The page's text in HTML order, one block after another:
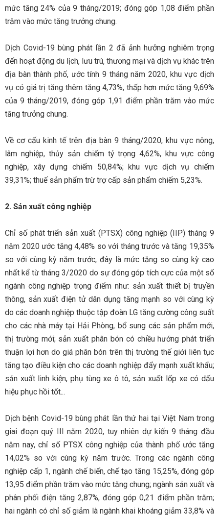
mức tăng 24% của 9 tháng/2019; đóng góp 1,08 điểm phần
trăm vào mức tăng trưởng chung.
Dịch Covid-19 bùng phát lần 2 đã ảnh hưởng nghiêm trọng
đến hoạt động du lịch, lưu trú, thương mại và dịch vụ khác trên
địa bàn thành phố, ước tính 9 tháng năm 2020, khu vực dịch
vụ có giá trị tăng thêm tăng 4,73%, thấp hơn mức tăng 9,69%
của 9 tháng/2019, đóng góp 1,91 điểm phần trăm vào mức
tăng trưởng chung.
Về cơ cấu kinh tế trên địa bàn 9 tháng/2020, khu vực nông,
lâm nghiệp, thủy sản chiếm tỷ trọng 4,62%, khu vực công
nghiệp, xây dựng chiếm 50,84%; khu vực dịch vụ chiếm
39,31%; thuế sản phẩm trừ trợ cấp sản phẩm chiếm 5,23%.
2. Sản xuất công nghiệp
Chỉ số phát triển sản xuất (PTSX) công nghiệp (IIP) tháng 9
năm 2020 ước tăng 4,48% so với tháng trước và tăng 19,35%
so với cùng kỳ năm trước, đây là mức tăng so cùng kỳ cao
nhất kể từ tháng 3/2020 do sự đóng góp tích cực của một số
ngành công nghiệp trọng điểm như: sản xuất thiết bị truyền
thông, sản xuất điện tử dân dụng tăng mạnh so với cùng kỳ
do các doanh nghiệp thuộc tập đoàn LG tăng cường công suất
cho các nhà máy tại Hải Phòng, bổ sung các sản phẩm mới,
thị trường mới; sản xuất phân bón có chiều hướng phát triển
thuận lợi hơn do giá phân bón trên thị trường thế giới liên tục
tăng tạo điều kiện cho các doanh nghiệp đẩy mạnh xuất khẩu;
sản xuất linh kiện, phụ tùng xe ô tô, sản xuất lốp xe có dấu
hiệu phục hồi tốt...
Dịch bệnh Covid-19 bùng phát lần thứ hai tại Việt Nam trong
giai đoạn quý III năm 2020, tuy nhiên dự kiến 9 tháng đầu
năm nay, chỉ số PTSX công nghiệp của thành phố ước tăng
14,02% so với cùng kỳ năm trước. Trong các ngành công
nghiệp cấp 1, ngành chế biến, chế tạo tăng 15,25%, đóng góp
13,95 điểm phần trăm vào mức tăng chung; ngành sản xuất và
phân phối điện tăng 2,87%, đóng góp 0,21 điểm phần trăm;
hai ngành có chỉ số giảm là ngành khai khoáng giảm 33,8% và